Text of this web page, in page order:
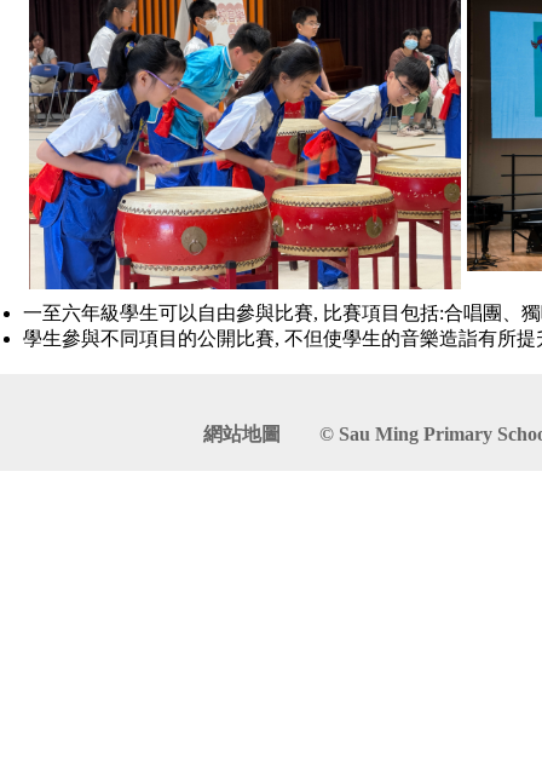
一至六年級學生可以自由參與比賽, 比賽項目包括:合唱團、
學生參與不同項目的公開比賽, 不但使學生的音樂造詣有所
網站地圖 © Sau Ming Primary